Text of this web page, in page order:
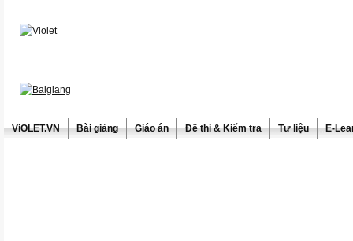
ViOLET.VN Bài giảng Giáo án Đề thi & Kiểm tra Tư liệu E-